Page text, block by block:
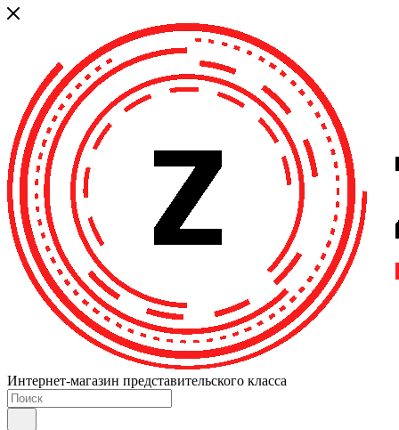
Интернет-магазин представительского класса